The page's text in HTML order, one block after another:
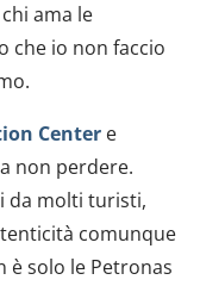
ama le
che io non faccio
Center e
non perdere.
da molti turisti,
comunque
è solo le Petronas